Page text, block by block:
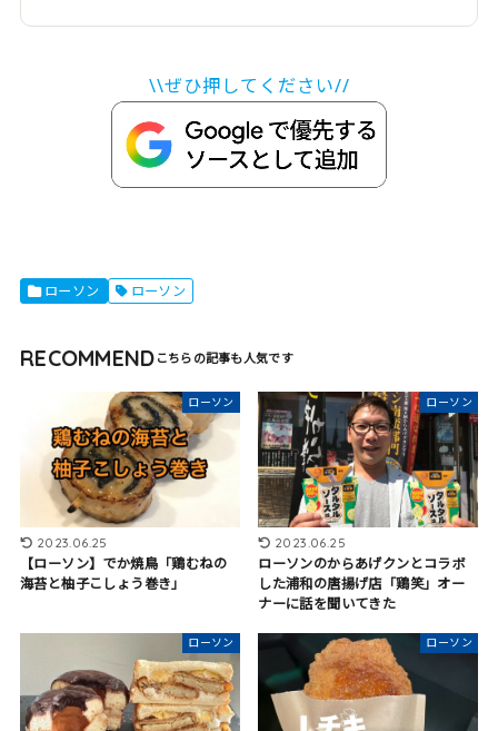
リング iOS/Android対応 ブラック
\\ぜひ押してください//
ローソン ローソン
RECOMMEND
ローソン
2023.06.25
【ローソン】でか焼鳥「鶏むねの
海苔と柚子こしょう巻き」
ローソン
2023.06.25
ローソンのからあげクンとコラボ
した浦和の唐揚げ店「鶏笑」オー
ナーに話を聞いてきた
ローソン ローソン